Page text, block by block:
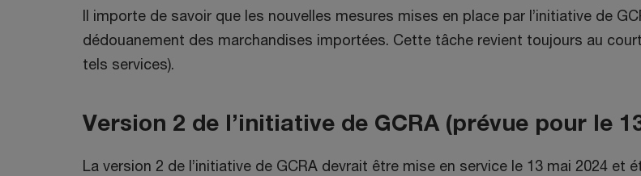
u
v
n
Il importe de savoir que les nouvelles mesures mises en place par l’initiative de
dédouanement des marchandises importées. Cette tâche revient toujours au
tels services).
Version 2 de l’initiative de GCRA (prévue pour le
La version 2 de l’initiative de GCRA devrait être mise en service le 13 mai 2024 et